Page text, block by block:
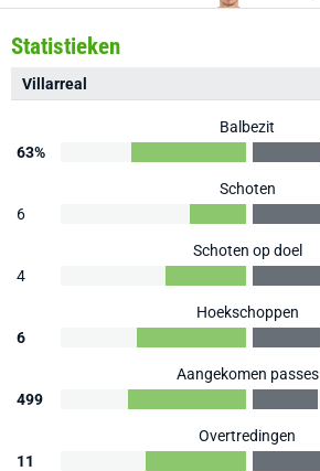
Statistieken
Villarreal
Balbezit
63%
Schoten
6
Schoten op doel
4
Hoekschoppen
6
Aangekomen passes
499
Overtredingen
11